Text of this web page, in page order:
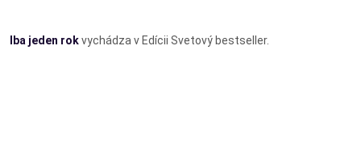
Iba jeden rokvychádza v Edícii Svetový bestseller.